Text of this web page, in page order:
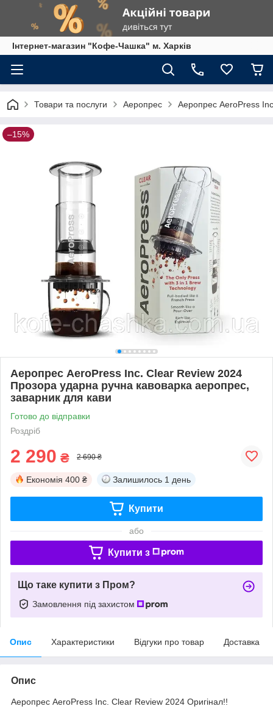
Інтернет-магазин "Кофе-Чашка" м. Харків
Товари та послуги Аеропрес Аеропрес AeroPress
–15%
Аеропрес AeroPress Inc. Clear Review 2024
Прозора ударна ручна кавоварка аеропрес,
заварник для кави
Готово до відправки
Роздріб
2 290 ₴ 2 690 ₴
Економія 400 ₴ Залишилось 1 день
Купити
або
Купити з
Що таке купити з Пром?
Замовлення під захистом
Опис Характеристики Відгуки про товар Доставка
Опис
Аеропрес AeroPress Inc. Clear Review 2024 Оригінал!!